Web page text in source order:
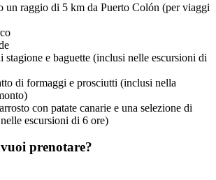
un raggio di 5 km da Puerto Colón (per viaggi
stagione e baguette (inclusi nelle escursioni di
di formaggi e prosciutti (inclusi nella
con patate canarie e una selezione di
escursioni di 6 ore)
prenotare?